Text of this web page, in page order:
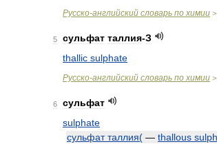
Русско-английский словарь по химии >
5 сульфат таллия-З
thallic sulphate
Русско-английский словарь по химии >
6
сульфат
sulphate
сульфат таллия( — thallous